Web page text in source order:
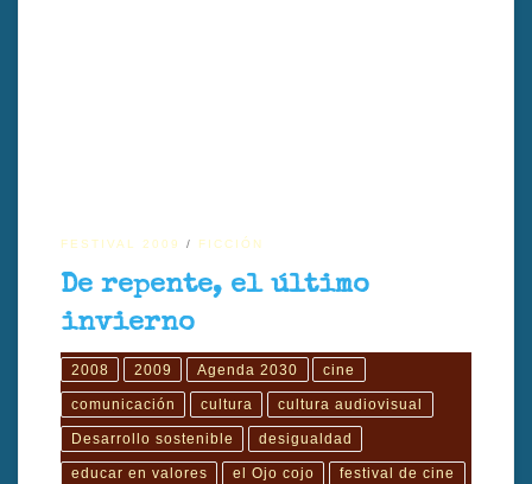
FESTIVAL 2009 FICCIÓN
De repente, el último
invierno
2008 2009 Agenda 2030 cine
comunicación cultura cultura audiovisual
Desarrollo sostenible desigualdad
educar en valores el Ojo cojo festival de cine